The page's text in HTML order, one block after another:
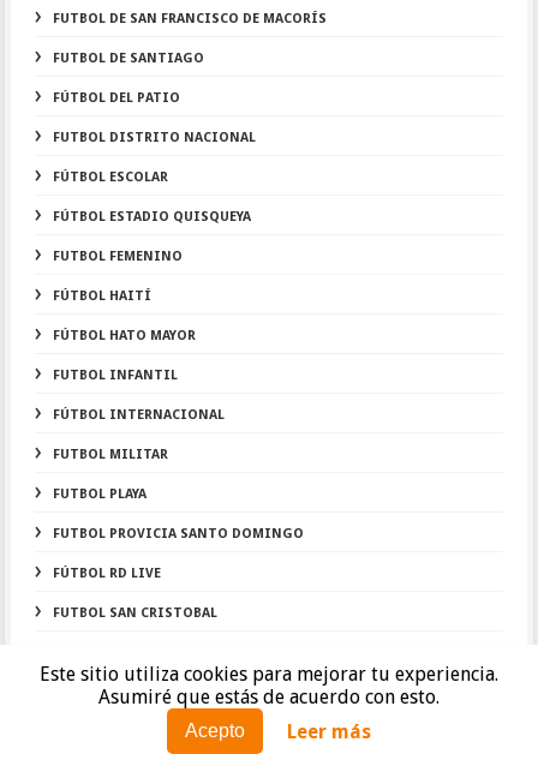
Este sitio utiliza cookies para mejorar tu experiencia.
Asumiré que estás de acuerdo con esto.
Acepto Leer más
FUTBOL DE SAN FRANCISCO DE MACORÍS
FUTBOL DE SANTIAGO
FÚTBOL DEL PATIO
FUTBOL DISTRITO NACIONAL
FÚTBOL ESCOLAR
FÚTBOL ESTADIO QUISQUEYA
FUTBOL FEMENINO
FÚTBOL HAITÍ
FÚTBOL HATO MAYOR
FUTBOL INFANTIL
FÚTBOL INTERNACIONAL
FUTBOL MILITAR
FUTBOL PLAYA
FUTBOL PROVICIA SANTO DOMINGO
FÚTBOL RD LIVE
FUTBOL SAN CRISTOBAL
FUTBOL SOLO FUTBOL
FÚTBOL UNIFICADO